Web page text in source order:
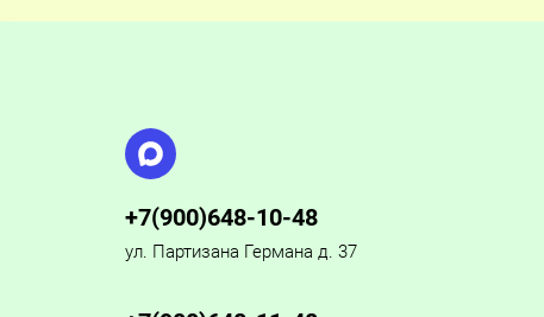
+7(900)648-10-48
ул. Партизана Германа д. 37